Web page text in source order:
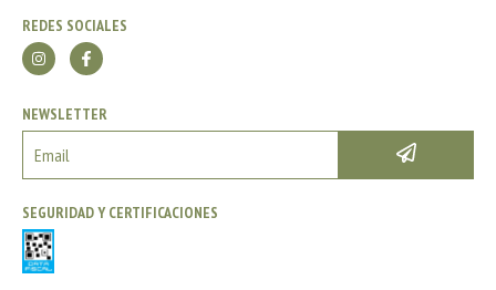
REDES SOCIALES
NEWSLETTER
SEGURIDAD Y CERTIFICACIONES